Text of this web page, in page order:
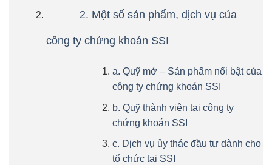
2. Một số sản phẩm, dịch vụ của
công ty chứng khoán SSI
a. Quỹ mở – Sản phẩm nổi bật của
công ty chứng khoán SSI
b. Quỹ thành viên tại công ty
chứng khoán SSI
c. Dịch vụ ủy thác đầu tư dành cho
tổ chức tại SSI